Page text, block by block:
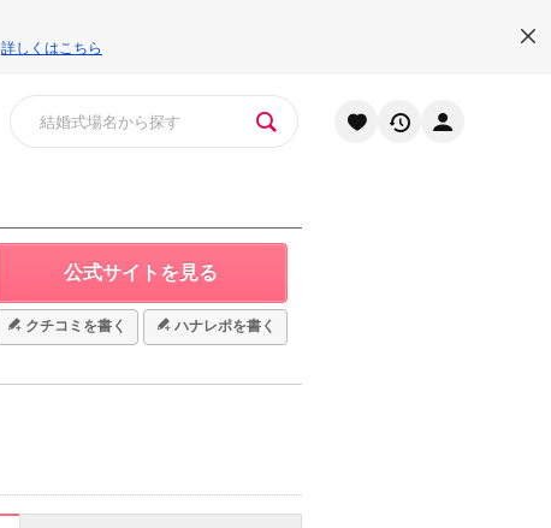
詳しくはこちら
公式サイトを見る
クチコミを書く ハナレポを書く